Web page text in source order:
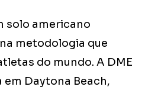
solo americano
metodologia que
do mundo. A DME
Daytona Beach,